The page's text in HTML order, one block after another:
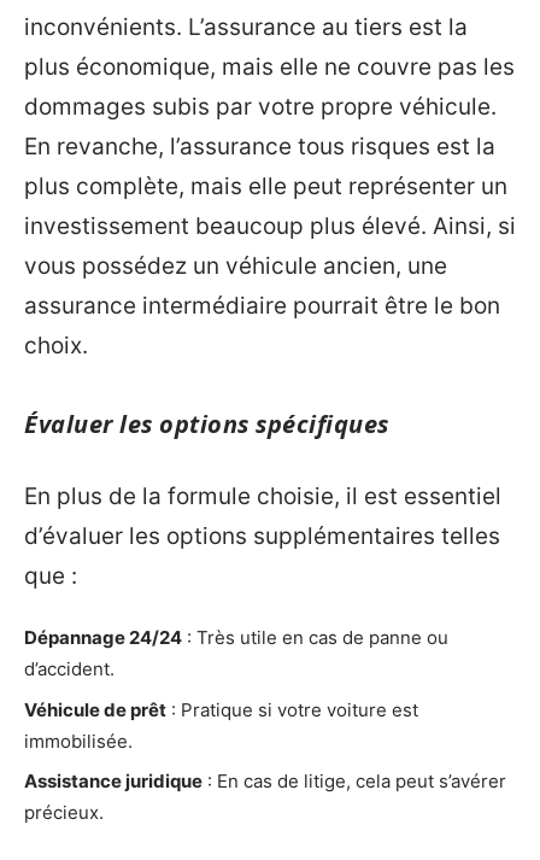
inconvénients. L’assurance au tiers est la
plus économique, mais elle ne couvre pas les
dommages subis par votre propre véhicule.
En revanche, l’assurance tous risques est la
plus complète, mais elle peut représenter un
investissement beaucoup plus élevé. Ainsi, si
vous possédez un véhicule ancien, une
assurance intermédiaire pourrait être le bon
choix.
Évaluer les options spécifiques
En plus de la formule choisie, il est essentiel
d’évaluer les options supplémentaires telles
que :
Dépannage 24/24 : Très utile en cas de panne ou
d’accident.
Véhicule de prêt : Pratique si votre voiture est
immobilisée.
Assistance juridique : En cas de litige, cela peut s’avérer
précieux.